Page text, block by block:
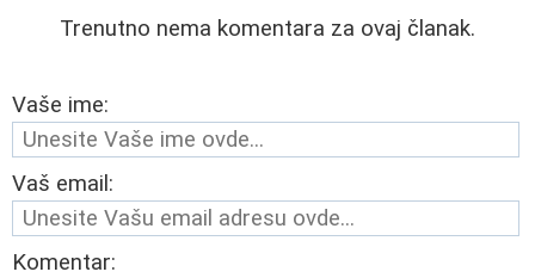
Trenutno nema komentara za ovaj članak.
Vaše ime:
Vaš email:
Komentar: